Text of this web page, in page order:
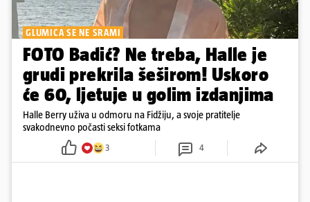
GLUMICA SE NE SRAMI
FOTO Badić? Ne treba, Halle je
grudi prekrila šeširom! Uskoro
će 60, ljetuje u golim izdanjima
Halle Berry uživa u odmoru na Fidžiju, a svoje pratitelje
svakodnevno počasti seksi fotkama
3 4